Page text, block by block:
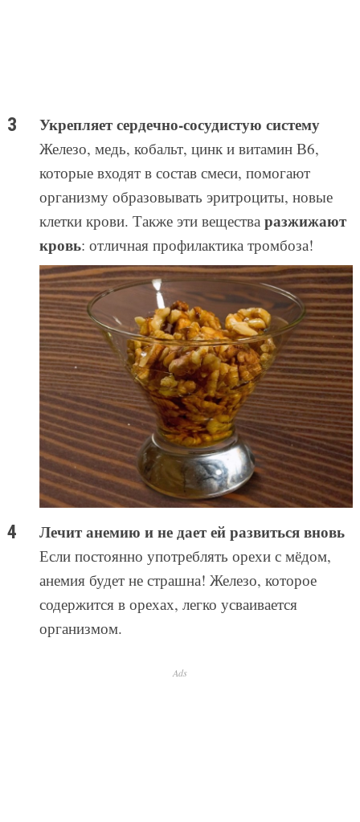
Укрепляет сердечно-сосудистую систему
Железо, медь, кобальт, цинк и витамин В6,
которые входят в состав смеси, помогают
организму образовывать эритроциты, новые
клетки крови. Также эти вещества разжижают
кровь: отличная профилактика тромбоза!
Лечит анемию и не дает ей развиться вновь
Если постоянно употреблять орехи с мёдом,
анемия будет не страшна! Железо, которое
содержится в орехах, легко усваивается
организмом.
Ads